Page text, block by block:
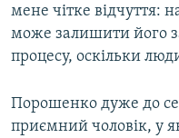
мене чітке відчуття:
може залишити його
процесу, оскільки
Порошенко дуже до
приємний чоловік, у